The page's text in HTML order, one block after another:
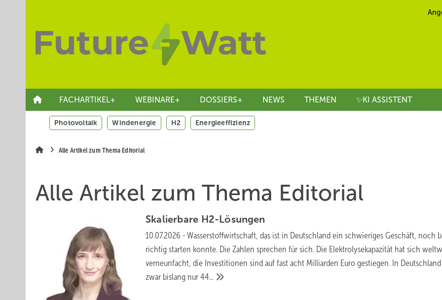
FACHARTIKEL+ WEBINARE+ DOSSIERS+ NEWS THEMEN ✨KI ASSISTENT
Photovoltaik Windenergie H2 Energieeffizienz
Alle Artikel zum Thema Editorial
Alle Artikel zum Thema Editorial
Skalierbare H2-Lösungen
10.07.2026 - Wasserstoffwirtschaft, das ist in Deutschland ein schwieriges Geschäft, noch
richtig starten konnte. Die Zahlen sprechen für sich. Die Elektrolysekapazität hat sich
verneunfacht, die Investitionen sind auf fast acht Milliarden Euro gestiegen. In Deutschland
zwar bislang nur44...